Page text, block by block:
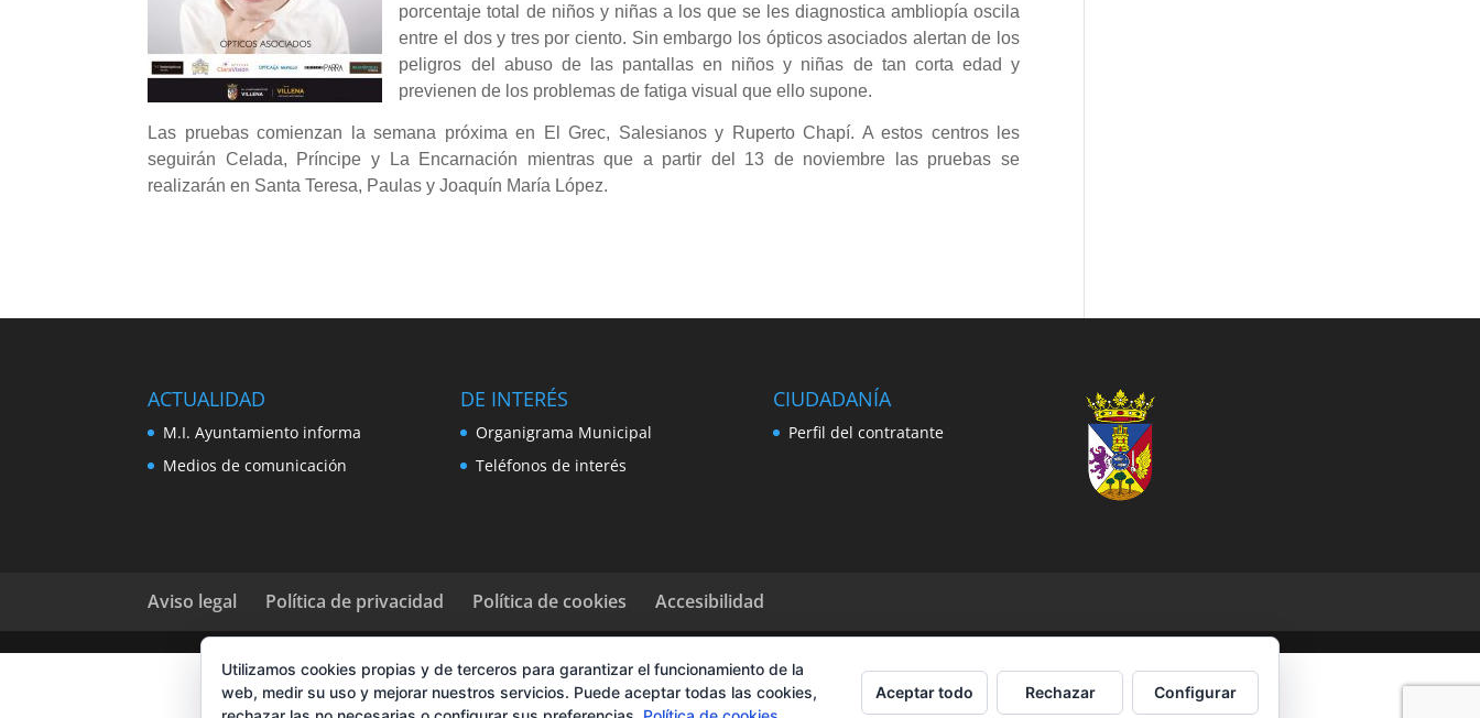
porcentaje total de niños y niñas a los que se les diagnostica ambliopía oscila
entre el dos y tres por ciento. Sin embargo los ópticos asociados alertan de los
peligros del abuso de las pantallas en niños y niñas de tan corta edad y
previenen de los problemas de fatiga visual que ello supone.
Las pruebas comienzan la semana próxima en El Grec, Salesianos y Ruperto Chapí. A estos centros les
seguirán Celada, Príncipe y La Encarnación mientras que a partir del 13 de noviembre las pruebas se
realizarán en Santa Teresa, Paulas y Joaquín María López.
ACTUALIDAD
M.I. Ayuntamiento informa
Medios de comunicación
DE INTERÉS
Organigrama Municipal
Teléfonos de interés
CIUDADANÍA
Perfil del contratante
Aviso legal Política de privacidad Política de cookies Accesibilidad
Utilizamos cookies propias y de terceros para garantizar el funcionamiento de la
web, medir su uso y mejorar nuestros servicios. Puede aceptar todas las cookies,
Aceptar todo Rechazar Configurar